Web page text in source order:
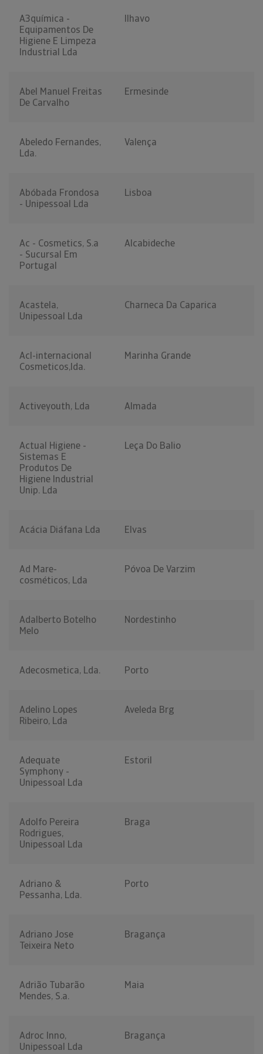
A3química -
Equipamentos De
Higiene E Limpeza
Industrial Lda
Ilhavo
Abel Manuel Freitas
De Carvalho
Ermesinde
Abeledo Fernandes,
Lda.
Valença
Abóbada Frondosa
- Unipessoal Lda
Lisboa
Ac - Cosmetics, S.a
- Sucursal Em
Portugal
Alcabideche
Acastela,
Unipessoal Lda
Charneca Da Caparica
Acl-internacional
Cosmeticos,lda.
Marinha Grande
Activeyouth, Lda Almada
Actual Higiene -
Sistemas E
Produtos De
Higiene Industrial
Unip. Lda
Leça Do Balio
Acácia Diáfana Lda Elvas
Ad Mare-
cosméticos, Lda
Póvoa De Varzim
Adalberto Botelho
Melo
Nordestinho
Adecosmetica, Lda. Porto
Adelino Lopes
Ribeiro, Lda
Aveleda Brg
Adequate
Symphony -
Unipessoal Lda
Estoril
Adolfo Pereira
Rodrigues,
Unipessoal Lda
Braga
Adriano &
Pessanha, Lda.
Porto
Adriano Jose
Teixeira Neto
Bragança
Adrião Tubarão
Mendes, S.a.
Maia
Adroc Inno,
Unipessoal Lda
Bragança